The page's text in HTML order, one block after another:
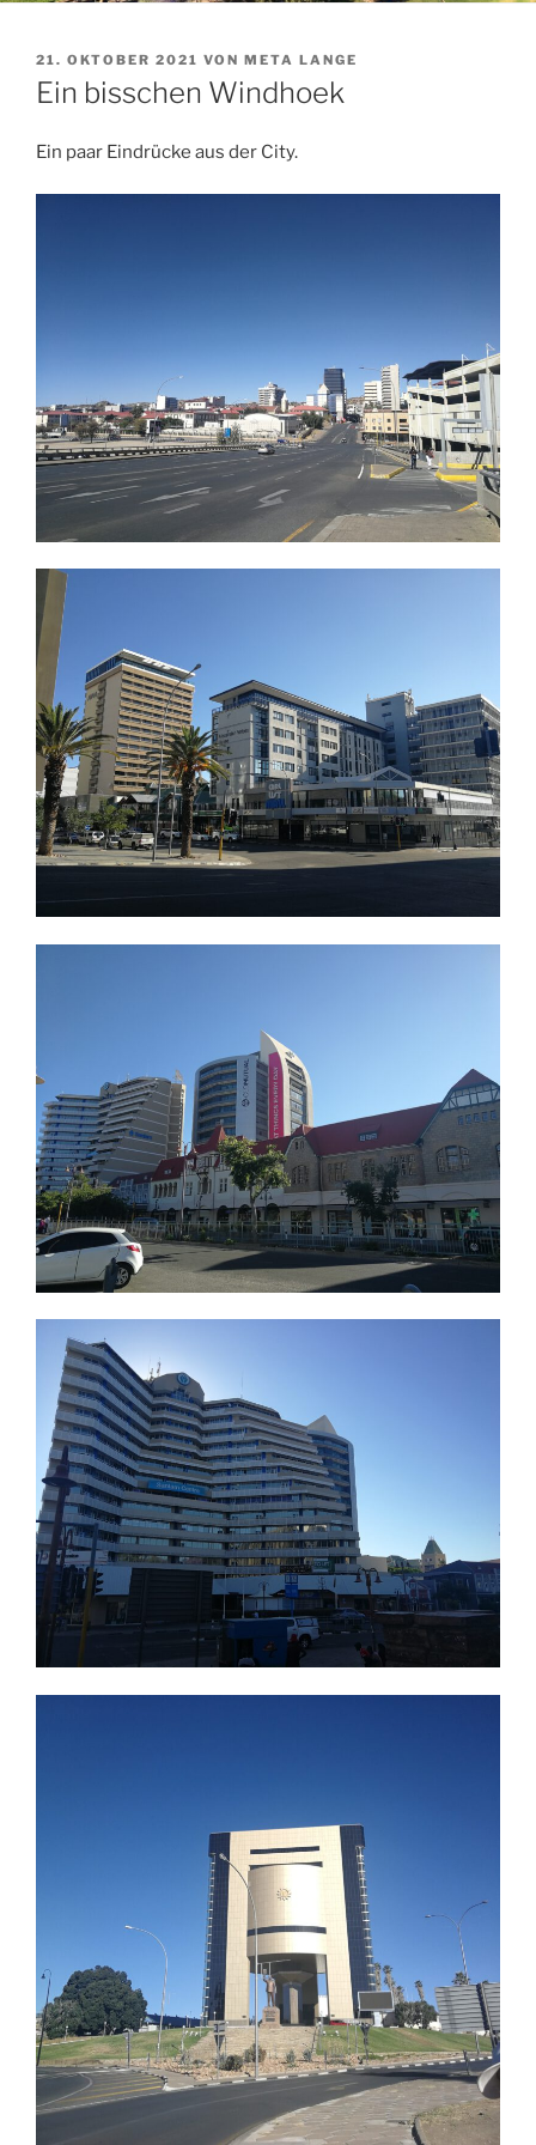
VERÖFFENTLICHT
AM
21. OKTOBER 2021 VON META LANGE
Ein bisschen Windhoek
Ein paar Eindrücke aus der City.